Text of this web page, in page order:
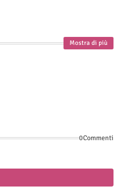
Mostra di più
0Commenti